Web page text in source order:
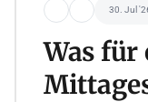
30. Jul
Was für